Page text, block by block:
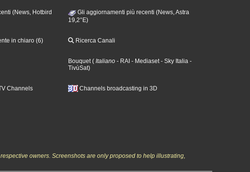
(News, Hotbird
Gli aggiornamenti più recenti (News, Astra
19,2°E)
in chiaro (6) Ricerca Canali
Bouquet ( Italiano - RAI - Mediaset - Sky Italia -
TivùSat)
Channels Channels broadcasting in 3D
owners. Screenshots are only proposed to help illustrating,